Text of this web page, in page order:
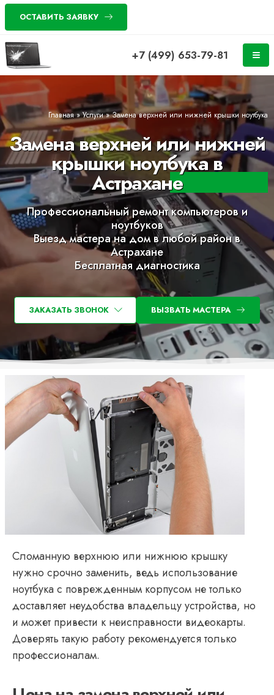
ОСТАВИТЬ ЗАЯВКУ
+7 (499) 653-79-81
Главная»Услуги»Замена верхней или нижней крышки ноутбука
Замена верхней или нижней
крышки ноутбука в
Астрахане
Профессиональный ремонт компьютеров и
ноутбуков
Выезд мастера на дом в любой район в
Астрахане
Бесплатная диагностика
ЗАКАЗАТЬ ЗВОНОК ВЫЗВАТЬ МАСТЕРА
Сломанную верхнюю или нижнюю крышку
нужно срочно заменить, ведь использование
ноутбука с поврежденным корпусом не только
доставляет неудобства владельцу устройства, но
и может привести к неисправности видеокарты.
Доверять такую работу рекомендуется только
профессионалам.